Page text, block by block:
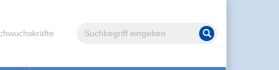
Volltextsuche Suche starten